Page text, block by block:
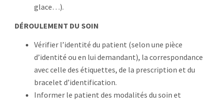
glace…).
DÉROULEMENT DU SOIN
Vérifier l’identité du patient (selon une pièce
d’identité ou en lui demandant), la correspondance
avec celle des étiquettes, de la prescription et du
bracelet d’identification.
Informer le patient des modalités du soin et